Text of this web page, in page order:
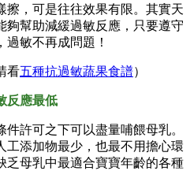
擦，可是往往效果有限。其實天
夠幫助減緩過敏反應，只要遵守
過敏不再成問題！
看五種抗過敏蔬果食譜）
反應最低
許可之下可以盡量哺餵母乳。
工添加物最少，也最不用擔心環
乏母乳中最適合寶寶年齡的各種